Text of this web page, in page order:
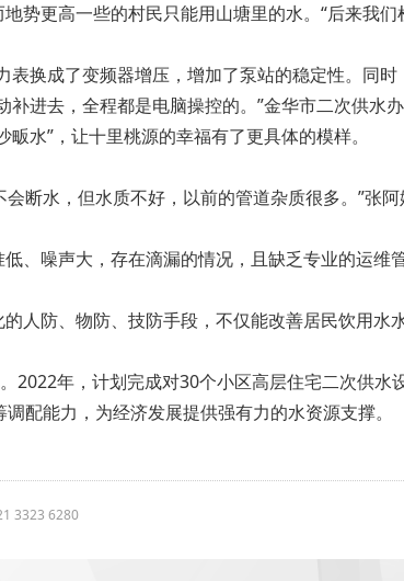
势更高一些的村民只能用山塘里的水。“后来我
换成了变频器增压，增加了泵站的稳定性。同
进去，全程都是电脑操控的。”金华市二次供水办
水”，让十里桃源的幸福有了更具体的模样。
断水，但水质不好，以前的管道杂质很多。”张
、噪声大，存在滴漏的情况，且缺乏专业的运维
人防、物防、技防手段，不仅能改善居民饮用水
2022年，计划完成对30个小区高层住宅二次供水
配能力，为经济发展提供强有力的水资源支撑。
3323 6280